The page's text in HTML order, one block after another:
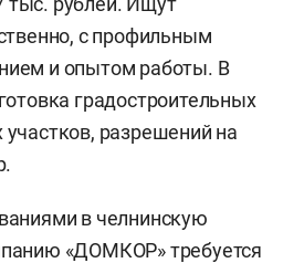
с профильным
и опытом работы. В
градостроительных
разрешений на
в челнинскую
«ДОМКОР»требуется